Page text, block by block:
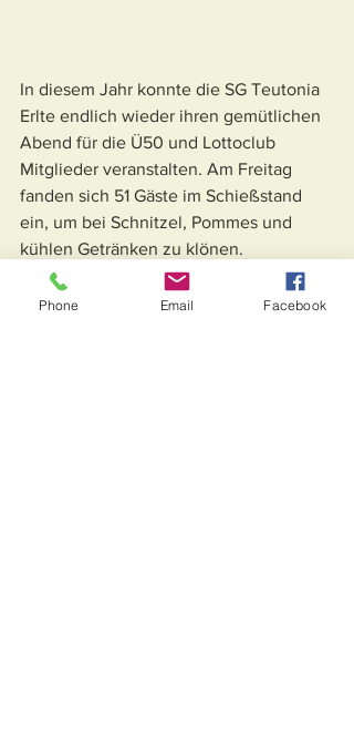
In diesem Jahr konnte die SG Teutonia
Erlte endlich wieder ihren gemütlichen
Abend für die Ü50 und Lottoclub
Mitglieder veranstalten. Am Freitag
fanden sich 51 Gäste im Schießstand
ein, um bei Schnitzel, Pommes und
kühlen Getränken zu klönen.
Phone Email Facebook